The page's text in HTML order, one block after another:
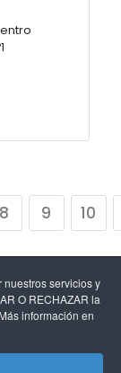
servicios y
O RECHAZAR la
información en
8 9 10
de